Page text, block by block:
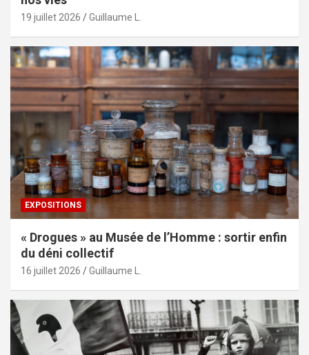
19 juillet 2026 Guillaume L.
EXPOSITIONS
« Drogues » au Musée de l’Homme : sortir enfin
du déni collectif
16 juillet 2026 Guillaume L.